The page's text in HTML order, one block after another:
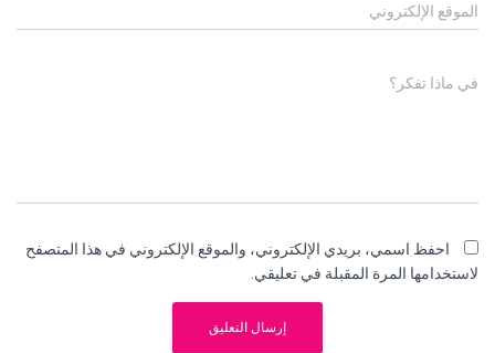
الموقع الإلكتروني
في ماذا تفكر؟
احفظ اسمي، بريدي الإلكتروني، والموقع الإلكتروني في هذا المتصفح
لاستخدامها المرة المقبلة في تعليقي.